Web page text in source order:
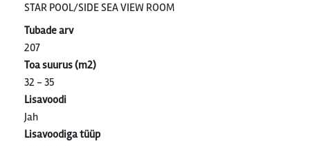
STAR POOL/SIDE SEA VIEW ROOM
Tubade arv
207
Toa suurus (m2)
32 - 35
Lisavoodi
Jah
Lisavoodiga tüüp